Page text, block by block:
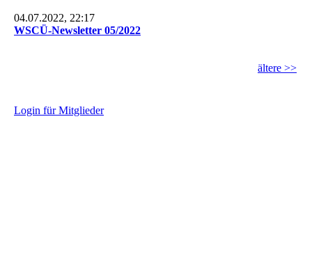
04.07.2022, 22:17
WSCÜ-Newsletter 05/2022
ältere >>
Login für Mitglieder